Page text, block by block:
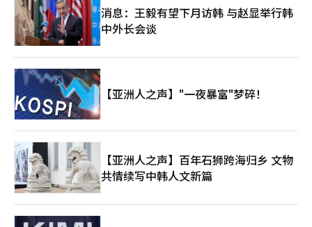
消息：王毅有望下月访韩 与赵显举行韩
中外长会谈
【亚洲人之声】"一夜暴富"梦碎！
【亚洲人之声】百年石狮跨海归乡 文物
共情续写中韩人文新篇